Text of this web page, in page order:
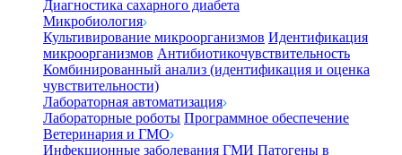
Диагностика сахарного диабета
Микробиология
Культивирование микроорганизмов Идентификация
микроорганизмов Антибиотикочувствительность
Комбинированный анализ (идентификация и оценка
чувствительности)
Лабораторная автоматизация
Лабораторные роботы Программное обеспечение
Ветеринария и ГМО
Инфекционные заболевания ГМИ Патогены в